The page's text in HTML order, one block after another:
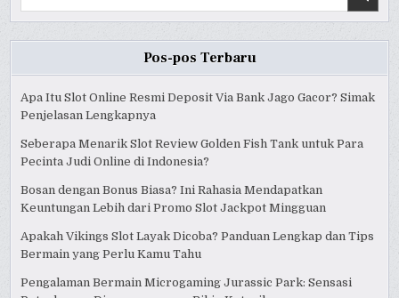
Pos-pos Terbaru
Apa Itu Slot Online Resmi Deposit Via Bank Jago Gacor? Simak
Penjelasan Lengkapnya
Seberapa Menarik Slot Review Golden Fish Tank untuk Para
Pecinta Judi Online di Indonesia?
Bosan dengan Bonus Biasa? Ini Rahasia Mendapatkan
Keuntungan Lebih dari Promo Slot Jackpot Mingguan
Apakah Vikings Slot Layak Dicoba? Panduan Lengkap dan Tips
Bermain yang Perlu Kamu Tahu
Pengalaman Bermain Microgaming Jurassic Park: Sensasi